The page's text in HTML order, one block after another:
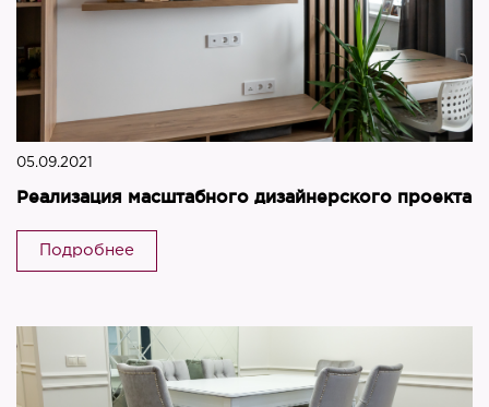
05.09.2021
Реализация масштабного дизайнерского проекта
Подробнее